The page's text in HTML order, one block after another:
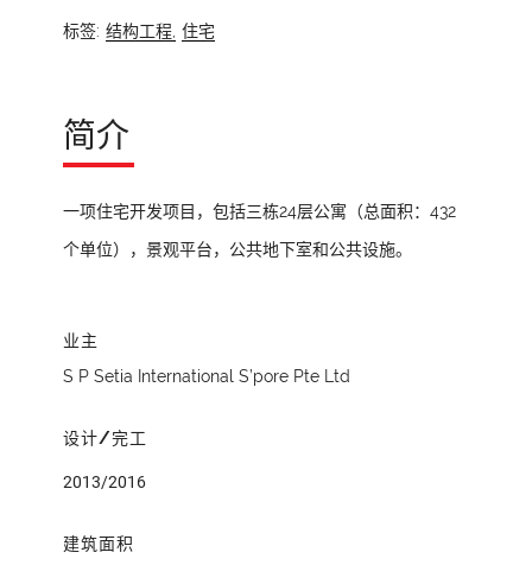
标签: 结构工程, 住宅
简介
一项住宅开发项目，包括三栋24层公寓（总面积：432
个单位），景观平台，公共地下室和公共设施。
业主
S P Setia International S’pore Pte Ltd
设计/完工
2013/2016
建筑面积